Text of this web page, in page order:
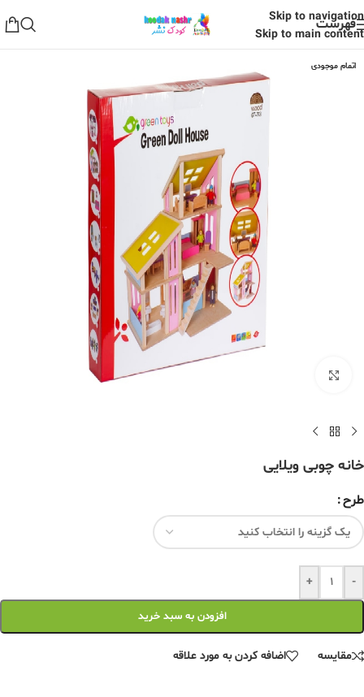
Skip to navigation
Skip to main content
فهرست
اتمام موجودی
خانه چوبی ویلایی
طرح
-
+
افزودن به سبد خرید
مقایسه اضافه کردن به مورد علاقه